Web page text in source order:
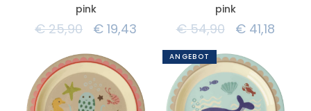
pink
€25,90 € 19,43
pink
€54,90 €41,18
ANGEBOT